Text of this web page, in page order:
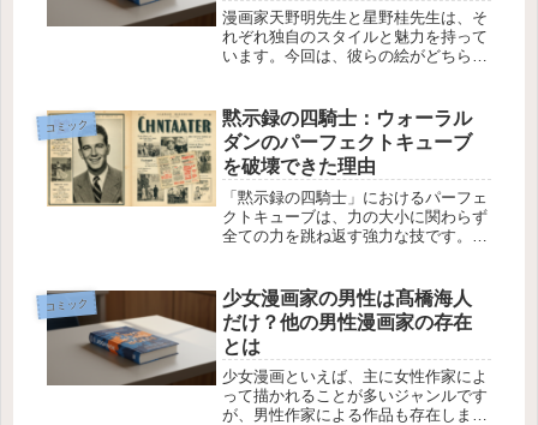
漫画家天野明先生と星野桂先生は、そ
れぞれ独自のスタイルと魅力を持って
います。今回は、彼らの絵がどちらが
ましょう。二人の作品に対する特徴や
アプローチの違いを掘り下げていきま
す...
コミック
黙示録の四騎士：ウォーラル
ダンのパーフェクトキューブ
を破壊できた理由
「黙示録の四騎士」におけるパーフェ
クトキューブは、力の大小に関わらず
全ての力を跳ね返す強力な技です。し
あり、その理由に関する疑問が浮かび
ます。今回はその背景や理由について
考...
コミック
少女漫画家の男性は髙橋海人
だけ？他の男性漫画家の存在
とは
少女漫画といえば、主に女性作家によ
って描かれることが多いジャンルです
が、男性作家による作品も存在しま